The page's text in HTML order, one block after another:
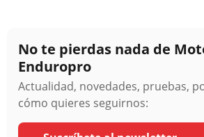
No te pierdas nada de
Enduropro
Actualidad, novedades, pruebas,
cómo quieres seguirnos: